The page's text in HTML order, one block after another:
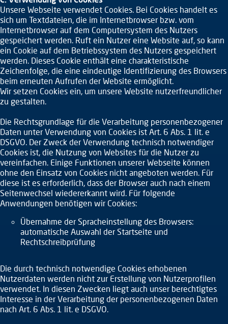
Unsere Webseite verwendet Cookies. Bei Cookies handelt es
sich um Textdateien, die im Internetbrowser bzw. vom
Internetbrowser auf dem Computersystem des Nutzers
gespeichert werden. Ruft ein Nutzer eine Website auf, so kann
ein Cookie auf dem Betriebssystem des Nutzers gespeichert
werden. Dieses Cookie enthält eine charakteristische
Zeichenfolge, die eine eindeutige Identifizierung des Browsers
beim erneuten Aufrufen der Website ermöglicht.
Wir setzen Cookies ein, um unsere Website nutzerfreundlicher
zu gestalten.
Die Rechtsgrundlage für die Verarbeitung personenbezogener
Daten unter Verwendung von Cookies ist Art. 6 Abs. 1 lit. e
DSGVO. Der Zweck der Verwendung technisch notwendiger
Cookies ist, die Nutzung von Websites für die Nutzer zu
vereinfachen. Einige Funktionen unserer Webseite können
ohne den Einsatz von Cookies nicht angeboten werden. Für
diese ist es erforderlich, dass der Browser auch nach einem
Seitenwechsel wiedererkannt wird. Für folgende
Anwendungen benötigen wir Cookies:
Übernahme der Spracheinstellung des Browsers:
automatische Auswahl der Startseite und
Rechtschreibprüfung
Die durch technisch notwendige Cookies erhobenen
Nutzerdaten werden nicht zur Erstellung von Nutzerprofilen
verwendet. In diesen Zwecken liegt auch unser berechtigtes
Interesse in der Verarbeitung der personenbezogenen Daten
nach Art. 6 Abs. 1 lit. e DSGVO.